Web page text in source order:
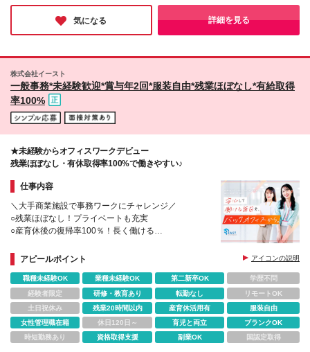
期間の上限5年）
グループだからこそ、キャリアアップの可能性もあなた次第でど
んどん広がっていくはず。場所にとらわれない新しい働き方を実
現したい方は、ぜひご応募ください！
気になる 詳細を見る
株式会社イースト
一般事務*未経験歓迎*賞与年2回*服装自由*残業ほぼなし*有給取得
率100%
★未経験からオフィスワークデビュー
残業ほぼなし・有休取得率100%で働きやすい♪
仕事内容
＼大手商業施設で事務ワークにチャレンジ／
○残業ほぼなし！プライベートも充実
○産育休後の復帰率100％！長く働ける
○複数名積極採用！同期と働ける♪
アピールポイント アイコンの説明
職種未経験OK 業種未経験OK 第二新卒OK
学歴不問
経験者限定
研修・教育あり 転勤なし
リモートOK
土日祝休み
残業20時間以内 産育休活用有
服装自由
女性管理職在籍
休日120日～ 育児と両立
ブランクOK
時短勤務あり
資格取得支援 副業OK 国認定取得